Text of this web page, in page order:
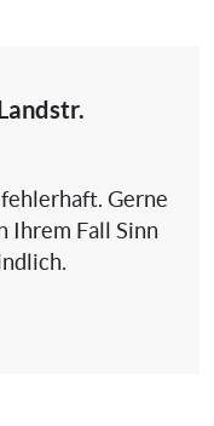
Gerne
Ihrem Fall Sinn